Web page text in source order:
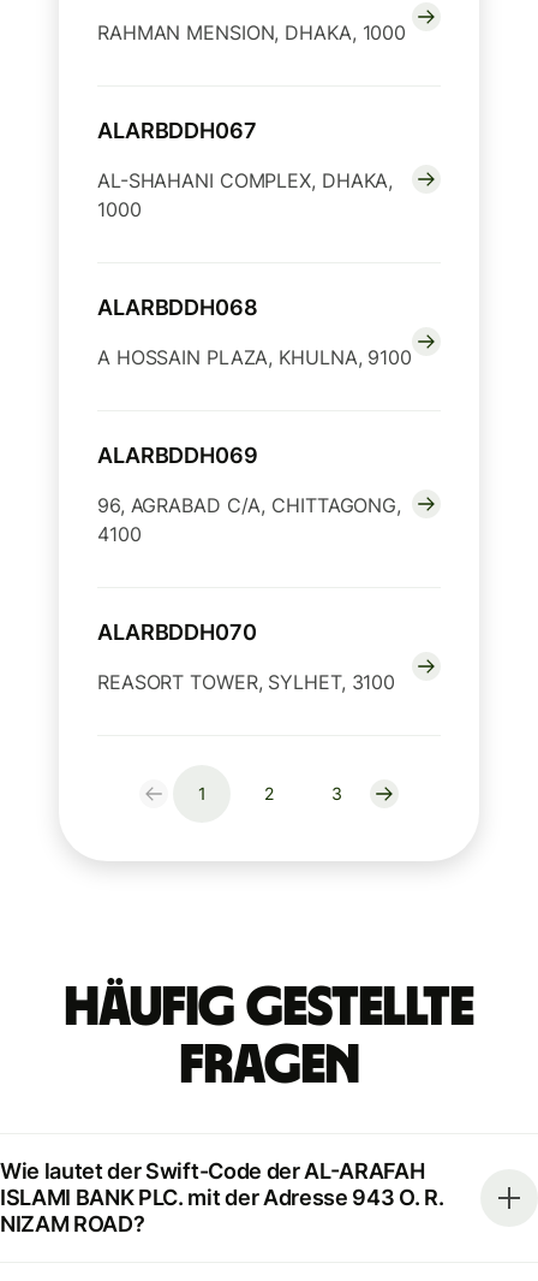
RAHMAN MENSION, DHAKA, 1000
ALARBDDH067
AL-SHAHANI COMPLEX, DHAKA,
1000
ALARBDDH068
A HOSSAIN PLAZA, KHULNA, 9100
ALARBDDH069
96, AGRABAD C/A, CHITTAGONG,
4100
ALARBDDH070
REASORT TOWER, SYLHET, 3100
1 2 3
Häufig gestellte
Fragen
Wie lautet der Swift-Code der AL-ARAFAH
ISLAMI BANK PLC. mit der Adresse 943 O. R.
NIZAM ROAD?